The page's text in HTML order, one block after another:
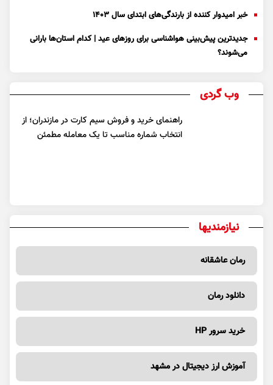
خبر امیدوار کننده از بارندگی‌های ابتدای سال ۱۴۰۳
جدیدترین پیش‌بینی هواشناسی برای روزهای عید | کدام استان‌ها بارانی
می‌شوند؟
وب گردی
راهنمای خرید و فروش سیم کارت در مازندران؛ از
انتخاب شماره مناسب تا یک معامله مطمئن
نیازمندیها
رمان عاشقانه
دانلود رمان
خرید سرور HP
آموزش ارز دیجیتال در مشهد